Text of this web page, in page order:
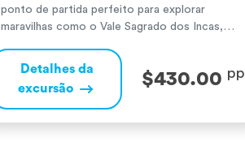
ponto de partida perfeito para explorar
maravilhas como o Vale Sagrado dos Incas,
únicas, com aldeias tradicionais andinas e os
impressionantes sítios arqueológicos de Pisac
e Ollantaytambo. Machu Picchu, uma das
Novas Sete Maravilhas do Mundo, revela a
Detalhes da
excursão
$430.00 pp